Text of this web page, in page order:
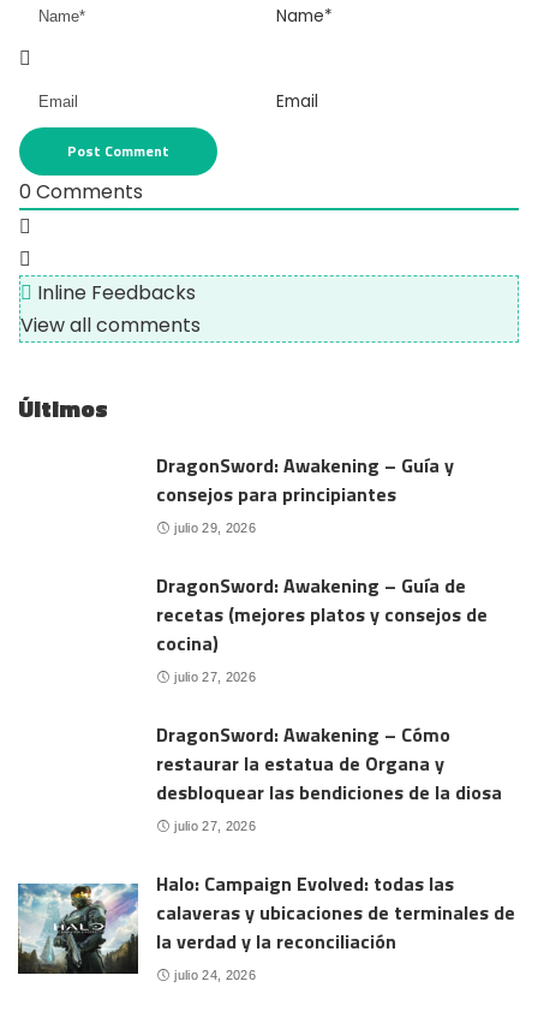
Name*
Email
0Comments
Inline Feedbacks
View all comments
Últimos
DragonSword: Awakening – Guía y
consejos para principiantes
julio 29, 2026
DragonSword: Awakening – Guía de
recetas (mejores platos y consejos de
cocina)
julio 27, 2026
DragonSword: Awakening – Cómo
restaurar la estatua de Organa y
desbloquear las bendiciones de la diosa
julio 27, 2026
Halo: Campaign Evolved: todas las
calaveras y ubicaciones de terminales de
la verdad y la reconciliación
julio 24, 2026